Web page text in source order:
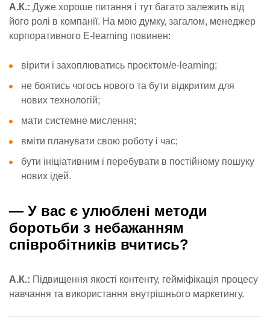
А.К.: Дуже хороше питання і тут багато залежить від
його ролі в компанії. На мою думку, загалом, менеджер
корпоративного E-learning повинен:
вірити і захоплюватись проєктом/e-learning;
не боятись чогось нового та бути відкритим для
нових технологій;
мати системне мислення;
вміти планувати свою роботу і час;
бути ініціативним і перебувати в постійному пошуку
нових ідей.
— У вас є улюблені методи
боротьби з небажанням
співробітників вчитись?
А.К.: Підвищення якості контенту, гейміфікація процесу
навчання та використання внутрішнього маркетингу.